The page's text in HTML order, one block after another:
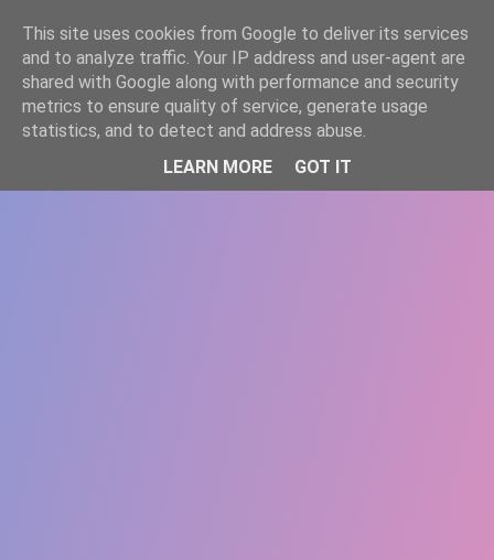
WWW.GAZISTI.RO
This site uses cookies from Google to deliver its services
and to analyze traffic. Your IP address and user-agent are
shared with Google along with performance and security
metrics to ensure quality of service, generate usage
statistics, and to detect and address abuse.
LEARN MORE
GOT IT